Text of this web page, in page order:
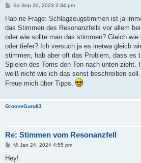
B
i
r
a
Sa Sep 30, 2023 2:34 pm
Hab ne Frage: Schlagzeugstimmen ist ja
das Stimmen des Resonanzfells vor allem
oder wie sollte man das stimmen? Gleich
oder tiefer? Ich versuch ja es inetwa gleich
stimmen, hab aber oft das Problem, dass es
Spielen des Toms den Ton nach unten zieht.
weiß nicht wie ich das sonst beschreiben soll.
Freue mich über Tipps.
GrooveGuru83
Re: Stimmen vom Resonanzfell
B
i
Mi Jan 24, 2024 4:55 pm
Hey!